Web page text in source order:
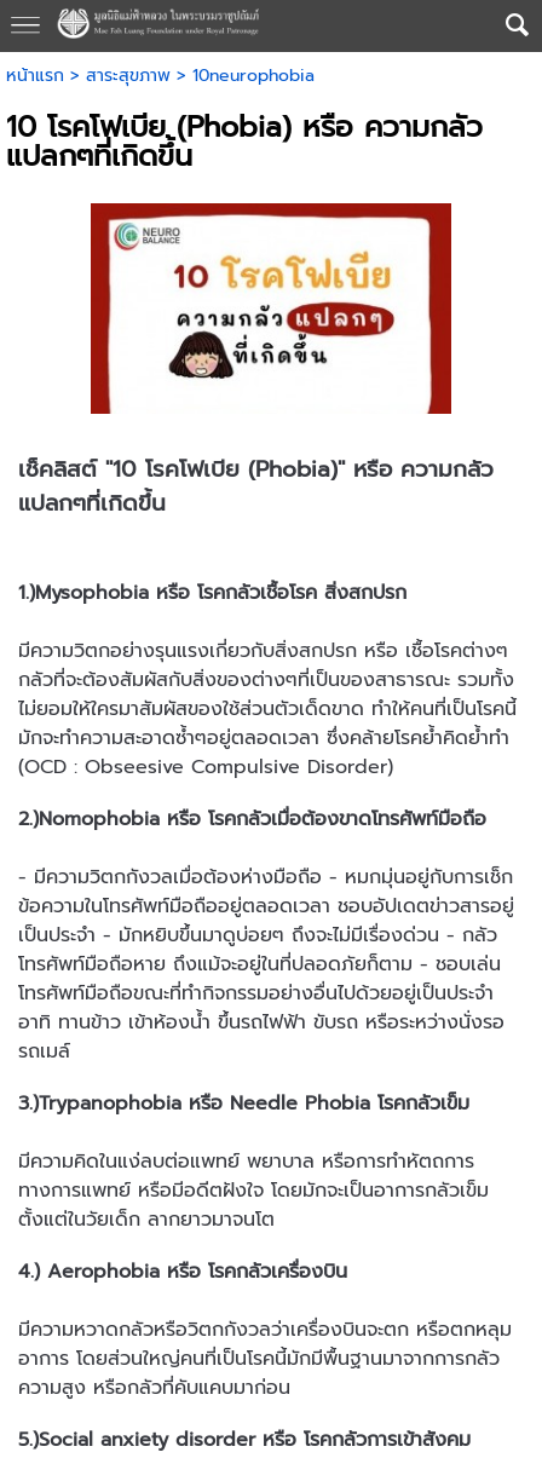
หน้าแรก > สาระสุขภาพ> 10neurophobia
10 โรคโฟเบีย (Phobia) หรือ ความกลัว
แปลกๆที่เกิดขึ้น
เช็คลิสต์ "10 โรคโฟเบีย (Phobia)" หรือ ความกลัว
แปลกๆที่เกิดขึ้น
1.)Mysophobia หรือ โรคกลัวเชื้อโรค สิ่งสกปรก
มีความวิตกอย่างรุนแรงเกี่ยวกับสิ่งสกปรก หรือ เชื้อโรคต่างๆ
กลัวที่จะต้องสัมผัสกับสิ่งของต่างๆที่เป็นของสาธารณะ รวมทั้ง
ไม่ยอมให้ใครมาสัมผัสของใช้ส่วนตัวเด็ดขาด ทำให้คนที่เป็นโรคนี้
มักจะทำความสะอาดซ้ำๆอยู่ตลอดเวลา ซึ่งคล้ายโรคย้ำคิดย้ำทำ
(OCD : Obseesive Compulsive Disorder)
2.)Nomophobia หรือ โรคกลัวเมื่อต้องขาดโทรศัพท์มือถือ
- มีความวิตกกังวลเมื่อต้องห่างมือถือ - หมกมุ่นอยู่กับการเช็ก
ข้อความในโทรศัพท์มือถืออยู่ตลอดเวลา ชอบอัปเดตข่าวสารอยู่
เป็นประจำ - มักหยิบขึ้นมาดูบ่อยๆ ถึงจะไม่มีเรื่องด่วน - กลัว
โทรศัพท์มือถือหาย ถึงแม้จะอยู่ในที่ปลอดภัยก็ตาม - ชอบเล่น
โทรศัพท์มือถือขณะที่ทำกิจกรรมอย่างอื่นไปด้วยอยู่เป็นประจำ
อาทิ ทานข้าว เข้าห้องน้ำ ขึ้นรถไฟฟ้า ขับรถ หรือระหว่างนั่งรอ
รถเมล์
3.)Trypanophobia หรือ Needle Phobia โรคกลัวเข็ม
มีความคิดในแง่ลบต่อแพทย์ พยาบาล หรือการทำหัตถการ
ทางการแพทย์ หรือมีอดีตฝังใจ โดยมักจะเป็นอาการกลัวเข็ม
ตั้งแต่ในวัยเด็ก ลากยาวมาจนโต
4.) Aerophobia หรือ โรคกลัวเครื่องบิน
มีความหวาดกลัวหรือวิตกกังวลว่าเครื่องบินจะตก หรือตกหลุม
อาการ โดยส่วนใหญ่คนที่เป็นโรคนี้มักมีพื้นฐานมาจากการกลัว
ความสูง หรือกลัวที่คับแคบมาก่อน
5.)Social anxiety disorder หรือ โรคกลัวการเข้าสังคม